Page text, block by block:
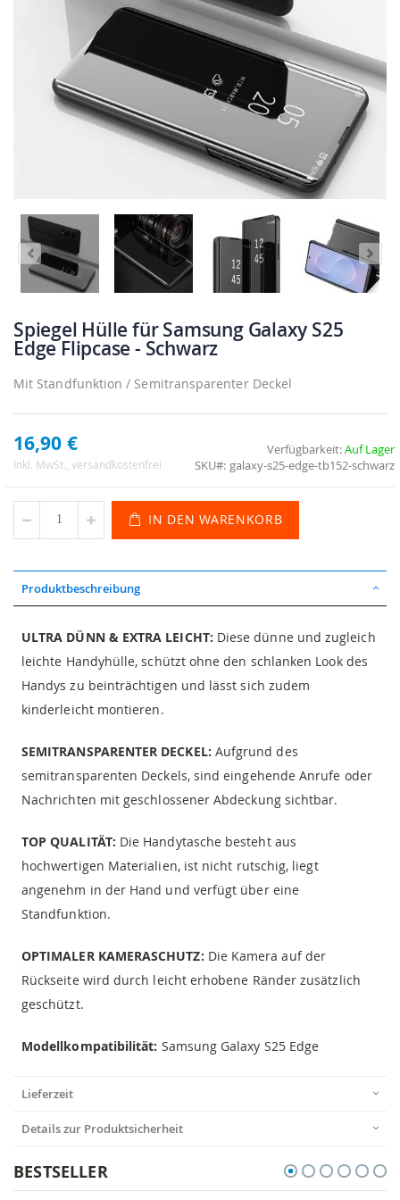
Spiegel Hülle für Samsung Galaxy S25
Edge Flipcase - Schwarz
Mit Standfunktion / Semitransparenter Deckel
16,90 €
Inkl. MwSt. , versandkostenfrei
Verfügbarkeit:Auf Lager
SKU
galaxy-s25-edge-tb152-schwarz
IN DEN WARENKORB
Produktbeschreibung
ULTRA DÜNN & EXTRA LEICHT: Diese dünne und zugleich
leichte Handyhülle, schützt ohne den schlanken Look des
Handys zu beinträchtigen und lässt sich zudem
kinderleicht montieren.
SEMITRANSPARENTER DECKEL: Aufgrund des
semitransparenten Deckels, sind eingehende Anrufe oder
Nachrichten mit geschlossener Abdeckung sichtbar.
TOP QUALITÄT: Die Handytasche besteht aus
hochwertigen Materialien, ist nicht rutschig, liegt
angenehm in der Hand und verfügt über eine
Standfunktion.
OPTIMALER KAMERASCHUTZ: Die Kamera auf der
Rückseite wird durch leicht erhobene Ränder zusätzlich
geschützt.
Modellkompatibilität: Samsung Galaxy S25 Edge
Lieferzeit
Details zur Produktsicherheit
BESTSELLER